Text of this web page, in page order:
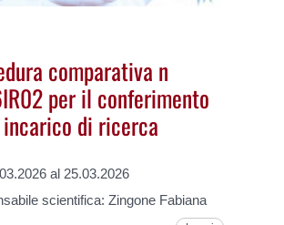
comparativa n
per il conferimento
di ricerca
al 25.03.2026
scientifica: Zingone Fabiana